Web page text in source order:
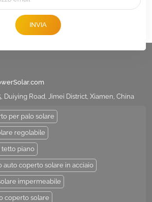
INVIA
Duiying Road, Jimei District, Xiamen, China
per palo solare
regolabile
tetto piano
auto coperto solare in acciaio
impermeabile
coperto solare